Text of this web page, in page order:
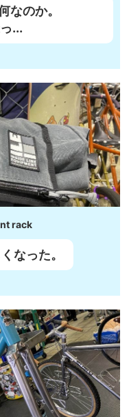
なのか。
...
rack
なった。